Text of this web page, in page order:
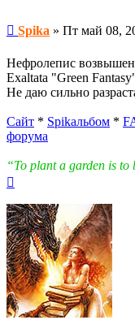
Сообщение
Spika » Пт май 08,
Нефролепис
Exaltata "Green
Не даю сильно
Сайт * Spikальбом *
форума
“To plant a garden is
началу